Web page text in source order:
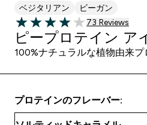
ベジタリアン ビーガン
4 out of 5 stars
73 ＋件の口コミ
73 Reviews
ピープロテイン ア
100%ナチュラルな植物由来
プロテインのフレーバー: